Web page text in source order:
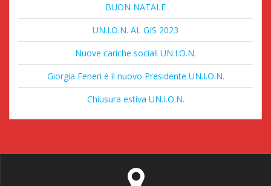
BUON NATALE
UN.I.O.N. AL GIS 2023
Nuove cariche sociali UN.I.O.N.
Giorgia Feneri è il nuovo Presidente UN.I.O.N.
Chiusura estiva UN.I.O.N.